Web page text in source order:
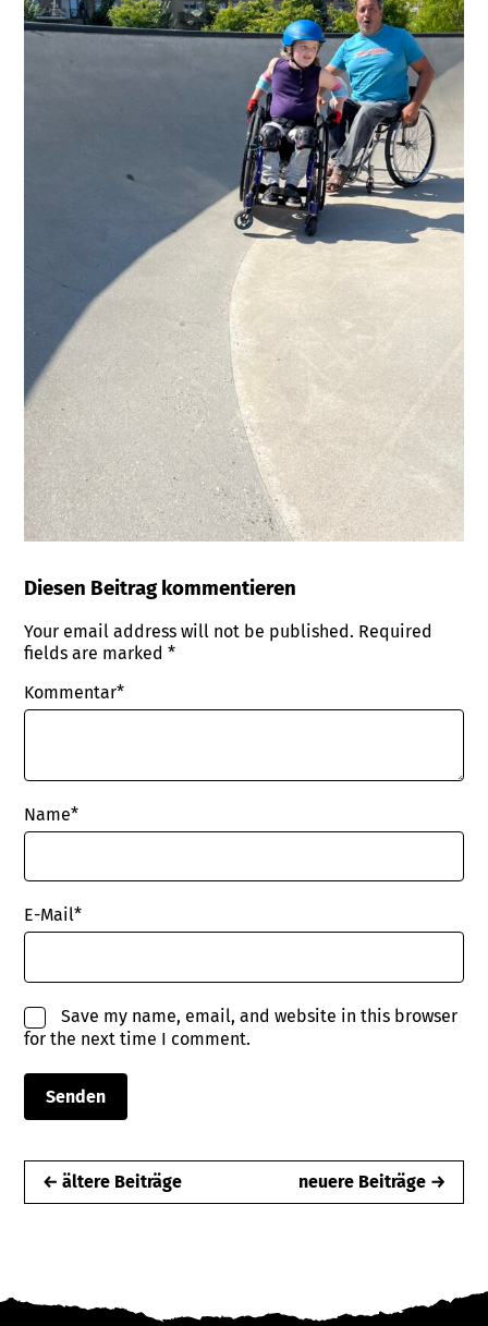
Diesen Beitrag kommentieren
Your email address will not be published. Required
fields are marked*
Kommentar*
Name*
E-Mail*
Save my name, email, and website in this browser
for the next time I comment.
← ältere Beiträge neuere Beiträge →